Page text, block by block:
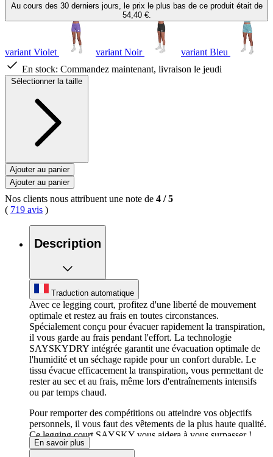
Au cours des 30 derniers jours, le prix le plus bas de ce produit était de
54,40 €.
variant Violet variant Noir
variant Bleu
En stock: Commandez maintenant, livraison le jeudi
Sélectionner la taille
Ajouter au panier
Ajouter au panier
Nos clients nous attribuent une note de 4 /5
( 719 avis )
Description
Traduction automatique
Avec ce legging court, profitez d'une liberté de mouvement
optimale et restez au frais en toutes circonstances.
Spécialement conçu pour évacuer rapidement la transpiration,
il vous garde au frais pendant l'effort. La technologie
SAYSKYDRY intégrée garantit une évacuation optimale de
l'humidité et un séchage rapide pour un confort durable. Le
tissu évacue efficacement la transpiration, vous permettant de
rester au sec et au frais, même lors d'entraînements intensifs
ou par temps chaud.
Pour remporter des compétitions ou atteindre vos objectifs
personnels, il vous faut des vêtements de la plus haute qualité.
Ce legging court SAYSKY vous aidera à vous surpasser !
En savoir plus